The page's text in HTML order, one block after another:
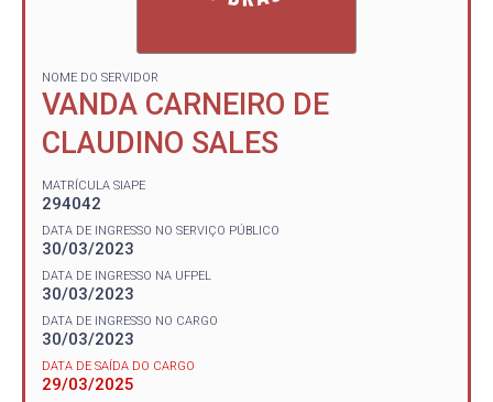
NOME DO SERVIDOR
VANDA CARNEIRO DE
CLAUDINO SALES
MATRÍCULA SIAPE
294042
DATA DE INGRESSO NO SERVIÇO PÚBLICO
30/03/2023
DATA DE INGRESSO NA UFPEL
30/03/2023
DATA DE INGRESSO NO CARGO
30/03/2023
DATA DE SAÍDA DO CARGO
29/03/2025